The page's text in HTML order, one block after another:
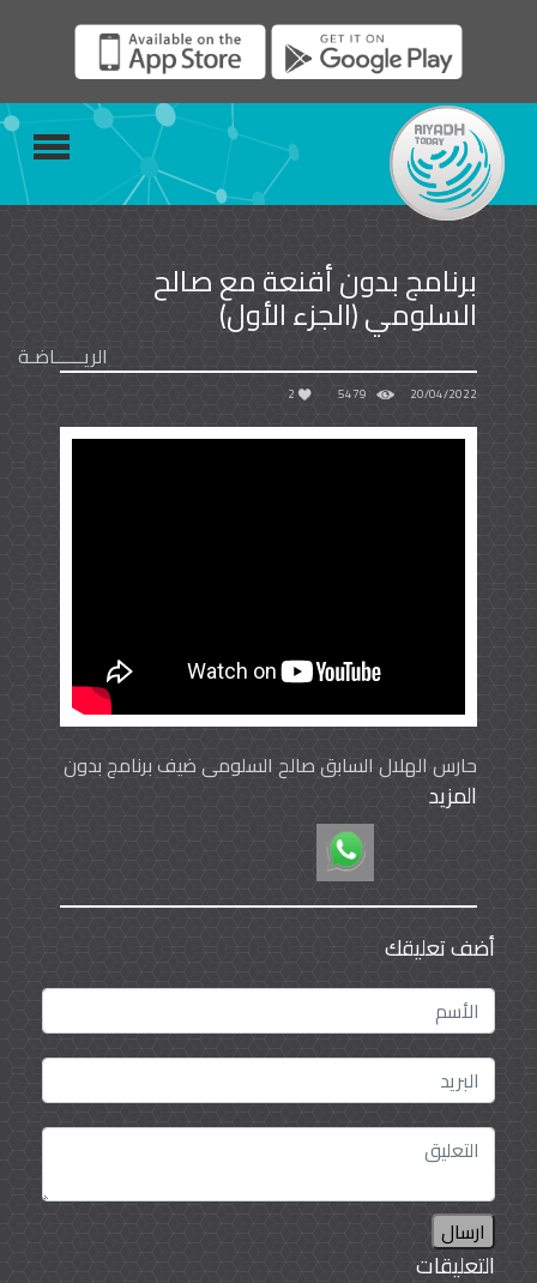
برنامج بدون أقنعة مع صالح
السلومي (الجزء الأول)
الريــــــاضـة
20/04/2022
5479
2
حارس الهلال السابق صالح السلومي ضيف برنامج بدون
أقنعة مع تركي الدعجم
المزيد
أضف تعليقك
ارسال
التعليقات